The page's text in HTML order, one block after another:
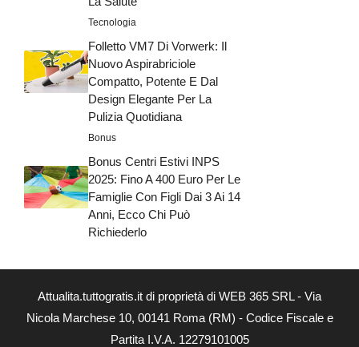
Tecnologia
Folletto VM7 Di Vorwerk: Il
Nuovo Aspirabriciole
Compatto, Potente E Dal
Design Elegante Per La
Pulizia Quotidiana
Bonus
Bonus Centri Estivi INPS
2025: Fino A 400 Euro Per Le
Famiglie Con Figli Dai 3 Ai 14
Anni, Ecco Chi Può
Richiederlo
Attualita.tuttogratis.it di proprietà di WEB 365 SRL - Via
Nicola Marchese 10, 00141 Roma (RM) - Codice Fiscale e
Partita I.V.A. 12279101005